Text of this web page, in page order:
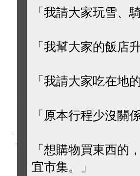
「我請大家玩雪、
「我幫大家的飯店
「我請大家吃在地
「原本行程少沒關
「想購物買東西的
宜市集。」